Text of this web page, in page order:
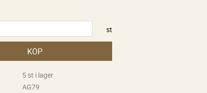
st
KÖP
5 st i lager
AG79